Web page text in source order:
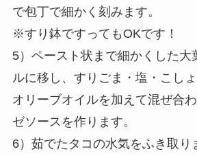
で包丁で細かく刻みます。
※すり鉢ですってもOKです！
5）ペースト状まで細かくした大
ルに移し、すりごま・塩・こし
オリーブオイルを加えて混ぜ合
ゼソースを作ります。
6）茹でたタコの水気をふき取り